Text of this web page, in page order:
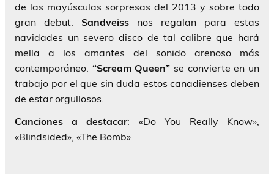
de las mayúsculas sorpresas del 2013 y sobre todo
gran debut. Sandveiss nos regalan para estas
navidades un severo disco de tal calibre que hará
mella a los amantes del sonido arenoso más
contemporáneo. “Scream Queen” se convierte en un
trabajo por el que sin duda estos canadienses deben
de estar orgullosos.
Canciones a destacar: «Do You Really Know»,
«Blindsided», «The Bomb»